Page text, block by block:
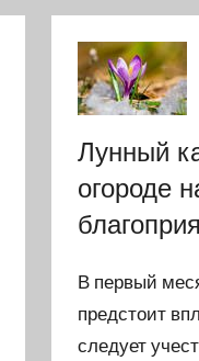
Лунный
огороде
В первый
предстоит
следует